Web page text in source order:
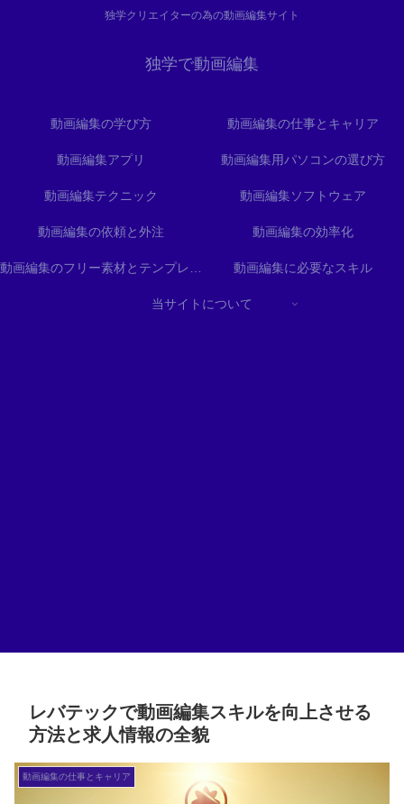
独学クリエイターの為の動画編集サイト
独学で動画編集
動画編集の学び方 動画編集の仕事とキャリア
動画編集アプリ 動画編集用パソコンの選び方
動画編集テクニック 動画編集ソフトウェア
動画編集の依頼と外注 動画編集の効率化
動画編集のフリー素材とテンプレート 動画編集に必要なスキル
当サイトについて
レバテックで動画編集スキルを向上させる
方法と求人情報の全貌
動画編集の仕事とキャリア